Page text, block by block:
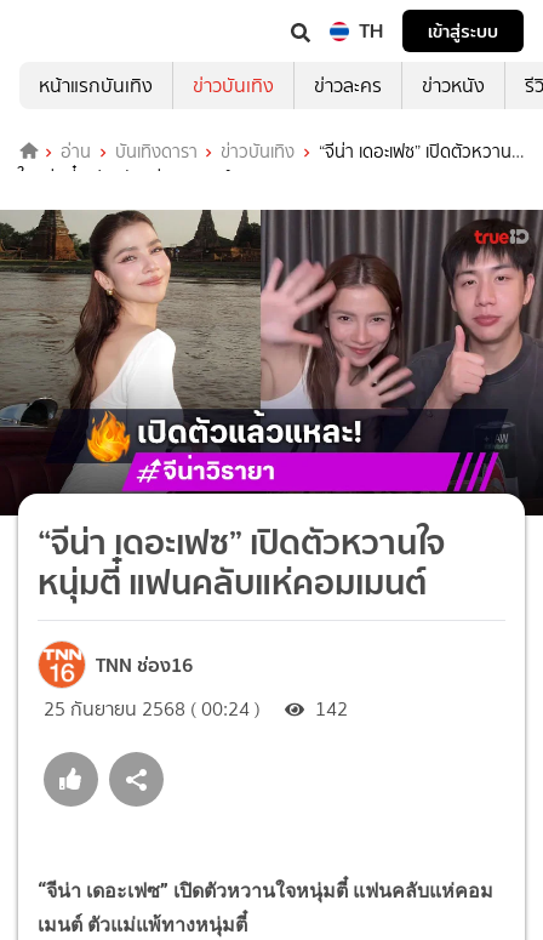
TH
เข้าสู่ระบบ
หน้าแรกบันเทิง
ข่าวบันเทิง ข่าวละคร ข่าวหนัง รี
อ่าน บันเทิงดารา ข่าวบันเทิง
“จีน่า เดอะเฟซ” เปิดตัวหวาน
ใจหนุ่มตี๋ แฟนคลับแห่คอมเมนต์
“จีน่า เดอะเฟซ” เปิดตัวหวานใจ
หนุ่มตี๋ แฟนคลับแห่คอมเมนต์
TNN ช่อง16
25 กันยายน 2568 ( 00:24 ) 142
“จีน่า เดอะเฟซ” เปิดตัวหวานใจหนุ่มตี๋ แฟนคลับแห่คอม
เมนต์ ตัวแม่แพ้ทางหนุ่มตี๋